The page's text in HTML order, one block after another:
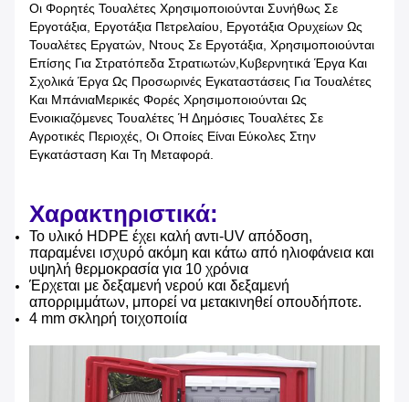
Οι Φορητές Τουαλέτες Χρησιμοποιούνται Συνήθως Σε
Εργοτάξια, Εργοτάξια Πετρελαίου, Εργοτάξια Ορυχείων Ως
Τουαλέτες Εργατών, Ντους Σε Εργοτάξια, Χρησιμοποιούνται
Επίσης Για Στρατόπεδα Στρατιωτών,κυβερνητικά Έργα Και
Σχολικά Έργα Ως Προσωρινές Εγκαταστάσεις Για Τουαλέτες
Και ΜπάνιαΜερικές Φορές Χρησιμοποιούνται Ως
Ενοικιαζόμενες Τουαλέτες Ή Δημόσιες Τουαλέτες Σε
Αγροτικές Περιοχές, Οι Οποίες Είναι Εύκολες Στην
Εγκατάσταση Και Τη Μεταφορά.
Χαρακτηριστικά:
Το υλικό HDPE έχει καλή αντι-UV απόδοση,
παραμένει ισχυρό ακόμη και κάτω από ηλιοφάνεια και
υψηλή θερμοκρασία για 10 χρόνια
Έρχεται με δεξαμενή νερού και δεξαμενή
απορριμμάτων, μπορεί να μετακινηθεί οπουδήποτε.
4 mm σκληρή τοιχοποιία